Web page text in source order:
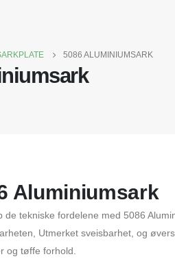
5086 ALUMINIUMSARK
Aluminiumsark
de tekniske fordelene med 5086
Utmerket sveisbarhet, og
og tøffe forhold.